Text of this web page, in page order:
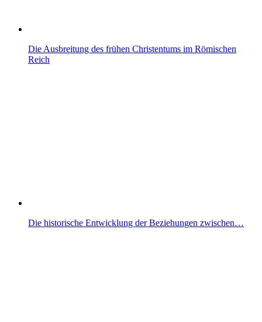
Die Ausbreitung des frühen Christentums im Römischen
Reich
Die historische Entwicklung der Beziehungen zwischen…